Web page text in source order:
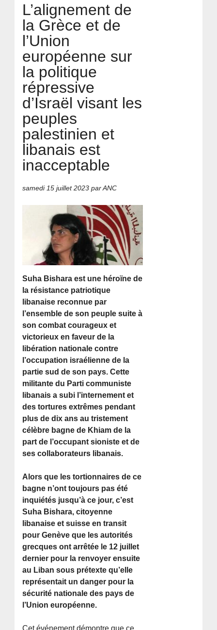
L’alignement de
la Grèce et de
l’Union
européenne sur
la politique
répressive
d’Israël visant les
peuples
palestinien et
libanais est
inacceptable
samedi 15 juillet 2023 par ANC
Suha Bishara est une héroïne de
la résistance patriotique
libanaise reconnue par
l’ensemble de son peuple suite à
son combat courageux et
victorieux en faveur de la
libération nationale contre
l’occupation israélienne de la
partie sud de son pays. Cette
militante du Parti communiste
libanais a subi l’internement et
des tortures extrêmes pendant
plus de dix ans au tristement
célèbre bagne de Khiam de la
part de l’occupant sioniste et de
ses collaborateurs libanais.
Alors que les tortionnaires de ce
bagne n’ont toujours pas été
inquiétés jusqu’à ce jour, c’est
Suha Bishara, citoyenne
libanaise et suisse en transit
pour Genève que les autorités
grecques ont arrêtée le 12 juillet
dernier pour la renvoyer ensuite
au Liban sous prétexte qu’elle
représentait un danger pour la
sécurité nationale des pays de
l’Union européenne.
Cet événement démontre que ce